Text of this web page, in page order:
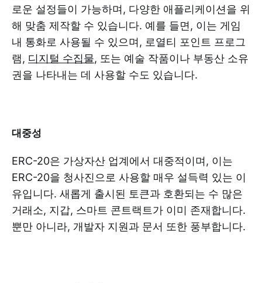
로운 설정들이 가능하며, 다양한 애플리케이션을 위
해 맞춤 제작할 수 있습니다. 예를 들면, 이는 게임
내 통화로 사용될 수 있으며, 로열티 포인트 프로그
램, 디지털 수집물, 또는 예술 작품이나 부동산 소유
권을 나타내는 데 사용할 수도 있습니다.
대중성
ERC-20은 가상자산 업계에서 대중적이며, 이는
ERC-20을 청사진으로 사용할 매우 설득력 있는 이
유입니다. 새롭게 출시된 토큰과 호환되는 수 많은
거래소, 지갑, 스마트 콘트랙트가 이미 존재합니다.
뿐만 아니라, 개발자 지원과 문서 또한 풍부합니다.